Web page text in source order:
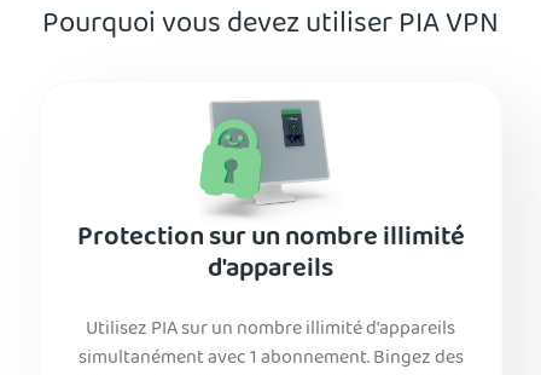
Pourquoi vous devez utiliser PIA VPN
Protection sur un nombre illimité
d'appareils
Utilisez PIA sur un nombre illimité d'appareils
simultanément avec 1 abonnement. Bingez des